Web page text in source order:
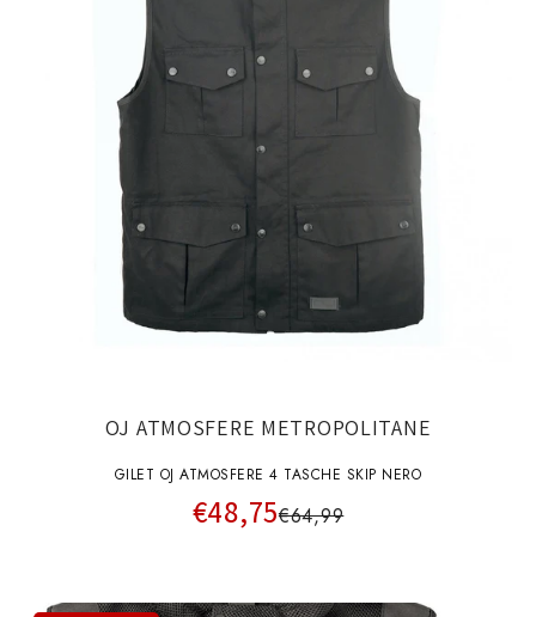
OJ ATMOSFERE METROPOLITANE
GILET OJ ATMOSFERE 4 TASCHE SKIP NERO
€48,75€64,99